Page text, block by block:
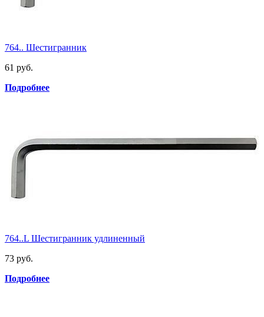
764.. Шестигранник
61 руб.
Подробнее
764..L Шестигранник удлиненный
73 руб.
Подробнее